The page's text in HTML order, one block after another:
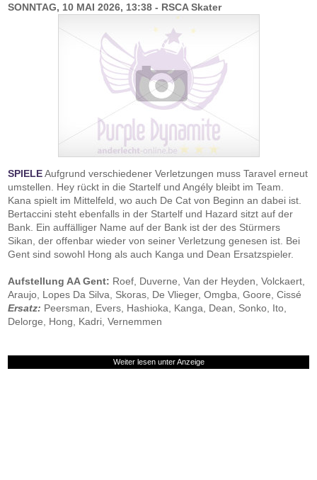
SONNTAG, 10 MAI 2026, 13:38 - RSCA Skater
SPIELEAufgrund verschiedener Verletzungen muss Taravel erneut
umstellen. Hey rückt in die Startelf und Angély bleibt im Team.
Kana spielt im Mittelfeld, wo auch De Cat von Beginn an dabei ist.
Bertaccini steht ebenfalls in der Startelf und Hazard sitzt auf der
Bank. Ein auffälliger Name auf der Bank ist der des Stürmers
Sikan, der offenbar wieder von seiner Verletzung genesen ist. Bei
Gent sind sowohl Hong als auch Kanga und Dean Ersatzspieler.
Aufstellung AA Gent: Roef, Duverne, Van der Heyden, Volckaert,
Araujo, Lopes Da Silva, Skoras, De Vlieger, Omgba, Goore, Cissé
Ersatz: Peersman, Evers, Hashioka, Kanga, Dean, Sonko, Ito,
Delorge, Hong, Kadri, Vernemmen
Weiter lesen unter Anzeige